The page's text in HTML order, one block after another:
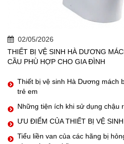
02/05/2026
THIẾT BỊ VỆ SINH HÀ DƯƠNG
CẦU PHÙ HỢP CHO GIA ĐÌNH
Thiết bị vệ sinh Hà Dương mách
trẻ em
Những tiện ích khi sử dụng chậu
ƯU ĐIỂM CỦA THIẾT BỊ VỆ
Tiểu liền van của các hãng bị